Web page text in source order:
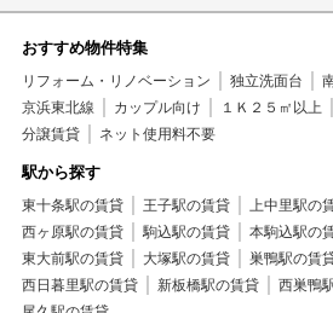
おすすめ物件特集
リフォーム・リノベーション 独立洗面台
京浜東北線
カップル向け １Ｋ２５㎡以上
分譲賃貸
ネット使用料不要
駅から探す
東十条駅の賃貸 王子駅の賃貸 上中里駅の
西ヶ原駅の賃貸
駒込駅の賃貸 本駒込駅の
東大前駅の賃貸
大塚駅の賃貸 巣鴨駅の賃
西日暮里駅の賃貸
新板橋駅の賃貸 西巣鴨